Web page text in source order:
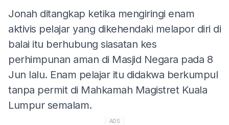
Jonah ditangkap ketika mengiringi enam
aktivis pelajar yang dikehendaki melapor diri di
balai itu berhubung siasatan kes
perhimpunan aman di Masjid Negara pada 8
Jun lalu. Enam pelajar itu didakwa berkumpul
tanpa permit di Mahkamah Magistret Kuala
Lumpur semalam.
ADS